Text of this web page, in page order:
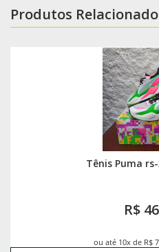
Produtos
Tênis Puma
R$
ou até 10x de R$